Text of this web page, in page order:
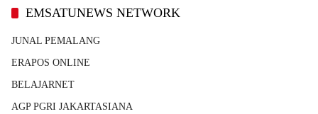
EMSATUNEWS NETWORK
JUNAL PEMALANG
ERAPOS ONLINE
BELAJARNET
AGP PGRI JAKARTASIANA